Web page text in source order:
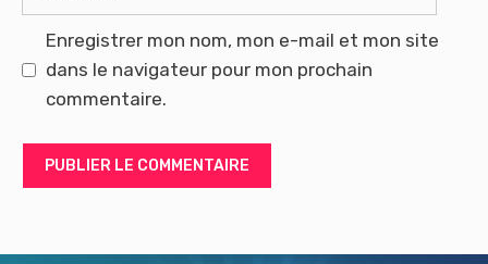
Enregistrer mon nom, mon e-mail et mon site
dans le navigateur pour mon prochain
commentaire.